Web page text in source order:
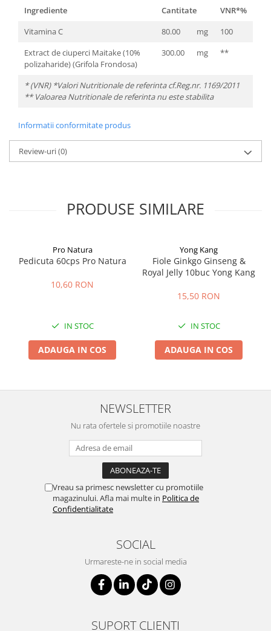
Ingrediente
Cantitate
VNR*%
Vitamina C
80.00 mg
100
Extract de ciuperci Maitake (10%
polizaharide) (Grifola Frondosa)
300.00 mg **
* (VNR) *Valori Nutritionale de referinta cf.Reg.nr. 1169/2011
** Valoarea Nutritionale de referinta nu este stabilita
Informatii conformitate produs
Review-uri(0)
PRODUSE SIMILARE
Pro Natura
Pedicuta 60cps Pro Natura
10,60 RON
IN STOC
ADAUGA IN COS
Yong Kang
Fiole Ginkgo Ginseng &
Royal Jelly 10buc Yong Kang
15,50 RON
IN STOC
ADAUGA IN COS
NEWSLETTER
Nu rata ofertele si promotiile noastre
Vreau sa primesc newsletter cu promotiile
magazinului. Afla mai multe in Politica de
Confidentialitate
SOCIAL
Urmareste-ne in social media
SUPORT CLIENTI